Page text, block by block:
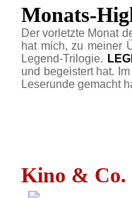
Monats-
Der vorletzte Monat
hat mich, zu meiner
Legend-Trilogie.
und begeistert hat.
Leserunde gemacht
Kino & Co.